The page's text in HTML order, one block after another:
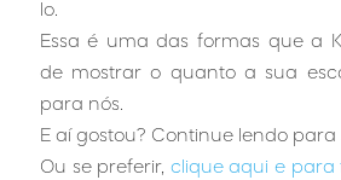
lo.
Essa é uma das formas que a
de mostrar o quanto a sua
para nós.
E aí gostou? Continue lendo para
Ou se preferir, clique aqui e para